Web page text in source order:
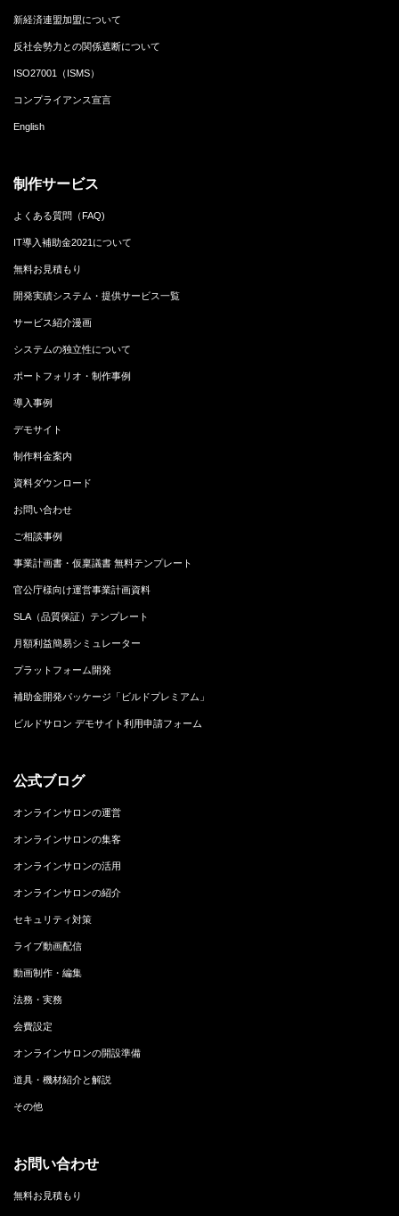
新経済連盟加盟について
反社会勢力との関係遮断について
ISO27001（ISMS）
コンプライアンス宣言
English
制作サービス
よくある質問（FAQ)
IT導入補助金2021について
無料お見積もり
開発実績システム・提供サービス一覧
サービス紹介漫画
システムの独立性について
ポートフォリオ・制作事例
導入事例
デモサイト
制作料金案内
資料ダウンロード
お問い合わせ
ご相談事例
事業計画書・仮稟議書 無料テンプレート
官公庁様向け運営事業計画資料
SLA（品質保証）テンプレート
月額利益簡易シミュレーター
プラットフォーム開発
補助金開発パッケージ「ビルドプレミアム」
ビルドサロン デモサイト利用申請フォーム
公式ブログ
オンラインサロンの運営
オンラインサロンの集客
オンラインサロンの活用
オンラインサロンの紹介
セキュリティ対策
ライブ動画配信
動画制作・編集
法務・実務
会費設定
オンラインサロンの開設準備
道具・機材紹介と解説
その他
お問い合わせ
無料お見積もり